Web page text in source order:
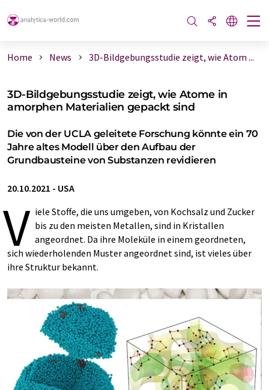
Home News 3D-Bildgebungsstudie zeigt, wie Atom ...
3D-Bildgebungsstudie zeigt, wie Atome in
amorphen Materialien gepackt sind
Die von der UCLA geleitete Forschung könnte ein 70
Jahre altes Modell über den Aufbau der
Grundbausteine von Substanzen revidieren
20.10.2021 - USA
V iele Stoffe, die uns umgeben, von Kochsalz und Zucker
bis zu den meisten Metallen, sind in Kristallen
angeordnet. Da ihre Moleküle in einem geordneten,
sich wiederholenden Muster angeordnet sind, ist vieles über
ihre Struktur bekannt.